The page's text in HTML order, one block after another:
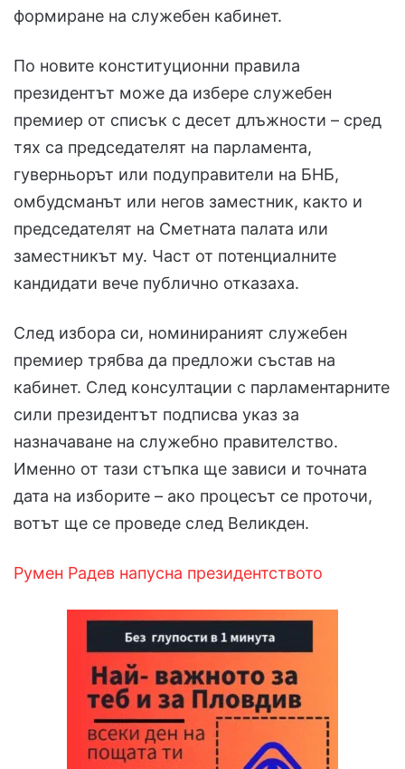
формиране на служебен кабинет.
По новите конституционни правила
президентът може да избере служебен
премиер от списък с десет длъжности – сред
тях са председателят на парламента,
гуверньорът или подуправители на БНБ,
омбудсманът или негов заместник, както и
председателят на Сметната палата или
заместникът му. Част от потенциалните
кандидати вече публично отказаха.
След избора си, номинираният служебен
премиер трябва да предложи състав на
кабинет. След консултации с парламентарните
сили президентът подписва указ за
назначаване на служебно правителство.
Именно от тази стъпка ще зависи и точната
дата на изборите – ако процесът се проточи,
вотът ще се проведе след Великден.
Румен Радев напусна президентството